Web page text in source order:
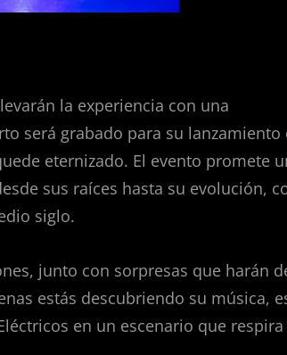
la experiencia con una
será grabado para su lanzamiento
eternizado. El evento promete
sus raíces hasta su evolución,
siglo.
junto con sorpresas que harán
estás descubriendo su música,
en un escenario que respira